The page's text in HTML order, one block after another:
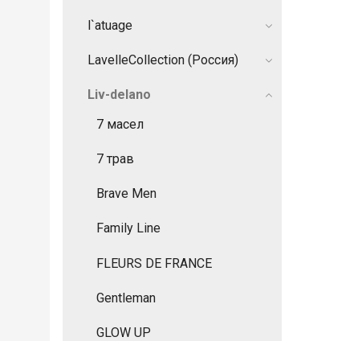
l`atuage
LavelleCollection (Россия)
Liv-delano
7 масел
7 трав
Brave Men
Family Line
FLEURS DE FRANCE
Gentleman
GLOW UP